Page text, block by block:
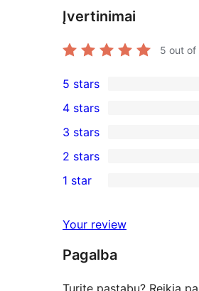
Įvertinimai
5 out of
1
5-
star
review
5 stars
4-
star
reviews
4 stars
0
3-
star
3 stars
2-
reviews
2 stars
star
reviews
1 star
Your review
Pagalba